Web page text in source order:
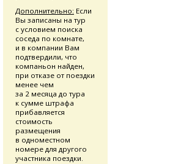
Дополнительно: Если
Вы записаны на тур
с условием поиска
соседа по комнате,
и в компании Вам
подтвердили, что
компаньон найден,
при отказе от поездки
менее чем
за 2 месяца до тура
к сумме штрафа
прибавляется
стоимость
размещения
в одноместном
номере для другого
участника поездки.